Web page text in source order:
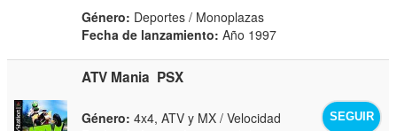
Género: Deportes / Monoplazas
Fecha de lanzamiento: Año 1997
ATV Mania PSX
SEGUIR
Género: 4x4, ATV y MX / Velocidad